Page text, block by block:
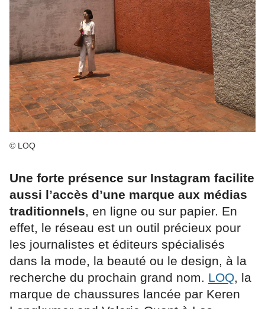
© LOQ
Une forte présence sur Instagram facilite
aussi l’accès d’une marque aux médias
traditionnels, en ligne ou sur papier. En
effet, le réseau est un outil précieux pour
les journalistes et éditeurs spécialisés
dans la mode, la beauté ou le design, à la
recherche du prochain grand nom. LOQ, la
marque de chaussures lancée par Keren